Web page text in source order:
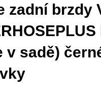
zadní brzdy
v sadě)